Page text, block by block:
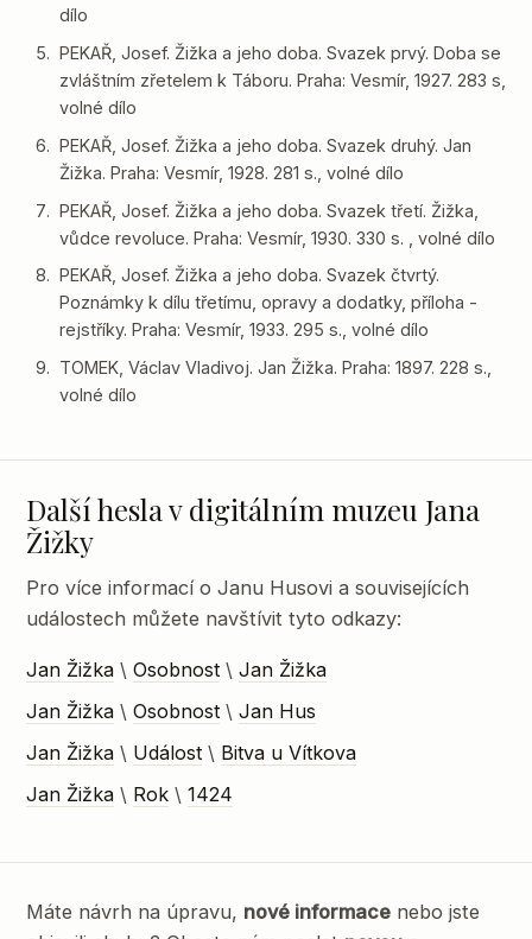
dílo
PEKAŘ, Josef. Žižka a jeho doba. Svazek prvý. Doba se
zvláštním zřetelem k Táboru. Praha: Vesmír, 1927. 283 s,
volné dílo
PEKAŘ, Josef. Žižka a jeho doba. Svazek druhý. Jan
Žižka. Praha: Vesmír, 1928. 281 s., volné dílo
PEKAŘ, Josef. Žižka a jeho doba. Svazek třetí. Žižka,
vůdce revoluce. Praha: Vesmír, 1930. 330 s. , volné dílo
PEKAŘ, Josef. Žižka a jeho doba. Svazek čtvrtý.
Poznámky k dílu třetímu, opravy a dodatky, příloha -
rejstříky. Praha: Vesmír, 1933. 295 s., volné dílo
TOMEK, Václav Vladivoj. Jan Žižka. Praha: 1897. 228 s.,
volné dílo
Další hesla v digitálním muzeu Jana
Žižky
Pro více informací o Janu Husovi a souvisejících
událostech můžete navštívit tyto odkazy:
Jan Žižka \Osobnost \Jan Žižka
Jan Žižka \Osobnost \Jan Hus
Jan Žižka \ Událost \ Bitva u Vítkova
Jan Žižka \ Rok \1424
Máte návrh na úpravu, nové informace nebo jste